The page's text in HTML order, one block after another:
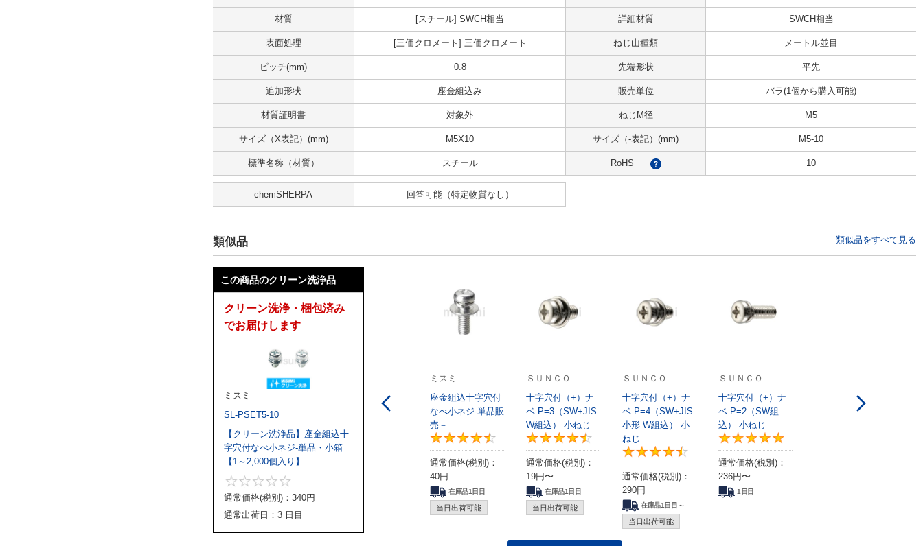
材質 [スチール] SWCH相当 詳細材質 SWCH相当
表面処理 [三価クロメート] 三価クロメート ねじ山種類 メートル並目
ピッチ(mm) 0.8 先端形状 平先
追加形状 座金組込み 販売単位 バラ(1個から購入可能)
材質証明書 対象外 ねじM径 M5
サイズ（X表記）(mm) M5X10 サイズ（-表記）(mm) M5-10
標準名称（材質） スチール RoHS ? 10
chemSHERPA 回答可能（特定物質なし）
類似品 類似品をすべて見る
この商品のクリーン洗浄品
クリーン洗浄・梱包済み
でお届けします
ミスミ
SL-PSET5-10
【クリーン洗浄品】座金組込十
字穴付なべ小ネジ-単品・小箱
【1～2,000個入り】
通常価格(税別)： 340円
通常出荷日：3 日目
ミスミ
座金組込十字穴付
なべ小ネジ-単品販
売－
4.7
通常価格(税別)：
40円
在庫品1日目
当日出荷可能
ＳＵＮＣＯ
十字穴付（+）ナ
ベ P=3（SW+JIS
W組込） 小ねじ
通常価格(税別)：
19円〜
在庫品1日目
当日出荷可能
ＳＵＮＣＯ
十字穴付（+）ナ
ベ P=4（SW+JIS
小形 W組込） 小
ねじ
4.7
通常価格(税別)：
290円
在庫品1日目～
当日出荷可能
ＳＵＮＣＯ
十字穴付（+）ナ
ベ P=2（SW組
込） 小ねじ
通常価格(税別)：
236円〜
1日目